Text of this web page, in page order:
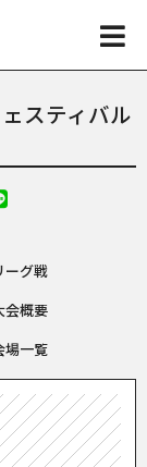
スティバル
ーグ戦
会概要
場一覧